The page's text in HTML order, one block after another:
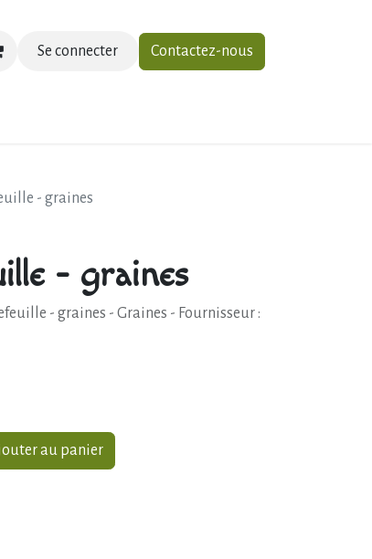
Se connecter Contactez-nous
- graines
- graines
- graines - Graines - Fournisseur :
au panier